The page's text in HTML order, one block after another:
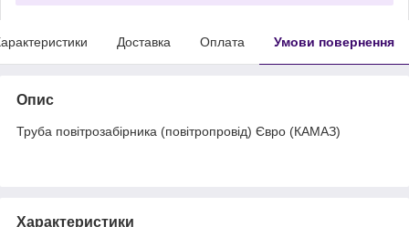
Доставка Оплата Умови повернення
Опис
Труба повітрозабірника (повітропровід) Євро (КАМАЗ)
Характеристики